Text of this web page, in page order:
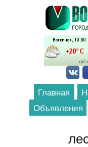
Перейти к основному
Главная
Объявления